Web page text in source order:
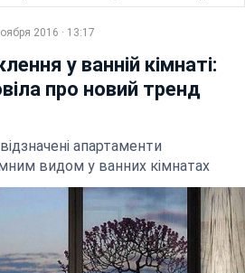
2016 · 13:17
у ванній кімнаті:
про новий тренд
апартаменти
видом у ванних кімнатах